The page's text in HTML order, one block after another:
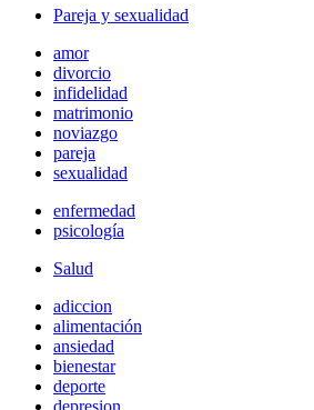
Pareja y sexualidad
amor
divorcio
infidelidad
matrimonio
noviazgo
pareja
sexualidad
enfermedad
psicología
Salud
adiccion
alimentación
ansiedad
bienestar
deporte
depresion